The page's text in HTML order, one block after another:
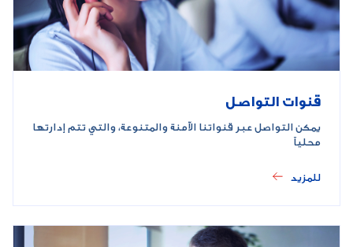
قنوات التواصل
يمكن التواصل عبر قنواتنا الآمنة والمتنوعة، والتي تتم إدارتها
محلياً
للمزيد